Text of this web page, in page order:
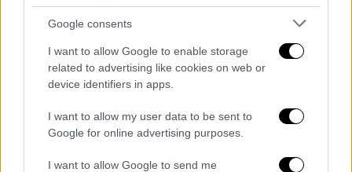
Google consents
I want to allow Google to enable storage
related to advertising like cookies on web or
device identifiers in apps.
I want to allow my user data to be sent to
Google for online advertising purposes.
I want to allow Google to send me
Μεσημεριανό...|09.08.2026 14:15
Μεσημεριανό δελτίο ειδήσεων
09/08/2026
Μεσημεριανό...|08.08.2026 14:03